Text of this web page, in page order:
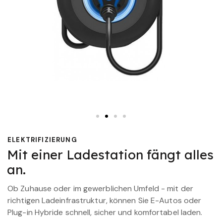
ELEKTRIFIZIERUNG
Mit einer Ladestation fängt alles
an.
Ob Zuhause oder im gewerblichen Umfeld - mit der
richtigen Ladeinfrastruktur, können Sie E-Autos oder
Plug-in Hybride schnell, sicher und komfortabel laden.